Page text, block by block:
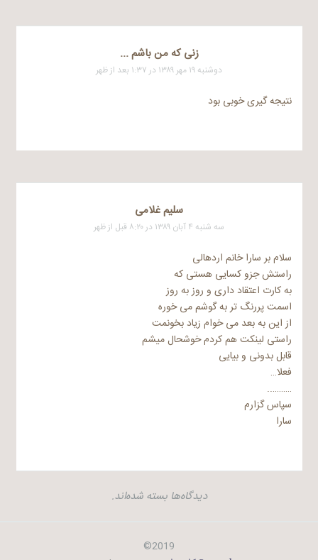
زنی که من باشم ...
دوشنبه ۱۹ مهر ۱۳۸۹ در ۱:۳۷ بعد از ظهر
نتیجه گیری خوبی بود
سلیم غلامی
سه شنبه ۴ آبان ۱۳۸۹ در ۸:۲۰ قبل از ظهر
سلام بر سارا خانم اردهالی
راستش جزو کسایی هستی که
به کارت اعتقاد داری و روز به روز
اسمت پررنگ تر به گوشم می خوره
از این به بعد می خوام زیاد بخونمت
راستی لینکت هم کردم خوشحال میشم
قابل بدونی و بیایی
فعلا…
………..
سپاس گزارم
سارا
دیدگاه‌ها بسته شده‌اند.
2019©